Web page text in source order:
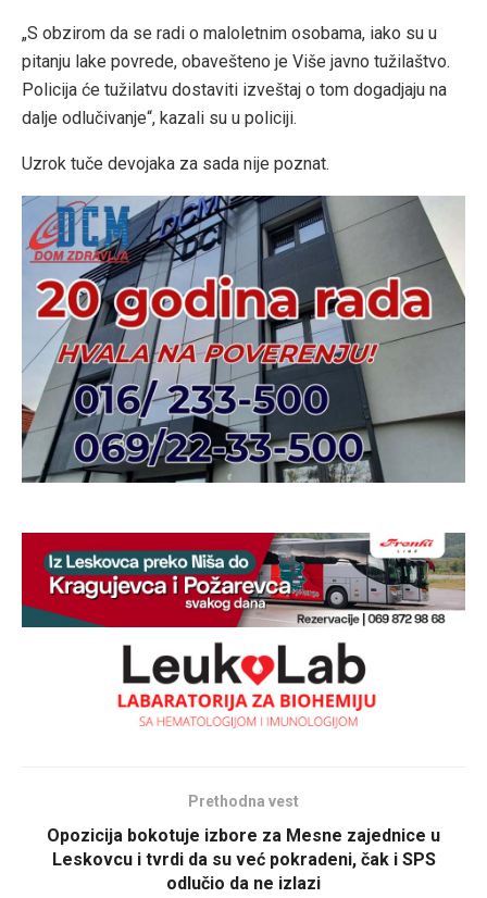
„S obzirom da se radi o maloletnim osobama, iako su u
pitanju lake povrede, obavešteno je Više javno tužilaštvo.
Policija će tužilatvu dostaviti izveštaj o tom dogadjaju na
dalje odlučivanje“, kazali su u policiji.
Uzrok tuče devojaka za sada nije poznat.
Prethodna vest
Opozicija bokotuje izbore za Mesne zajednice u
Leskovcu i tvrdi da su već pokradeni, čak i SPS
odlučio da ne izlazi